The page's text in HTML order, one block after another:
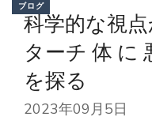
ブログ
科学的な視
ターチ 体 に
を探る
2023年09月5日